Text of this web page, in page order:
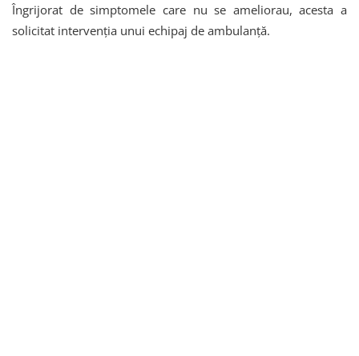
Îngrijorat de simptomele care nu se ameliorau, acesta a
solicitat intervenția unui echipaj de ambulanță.